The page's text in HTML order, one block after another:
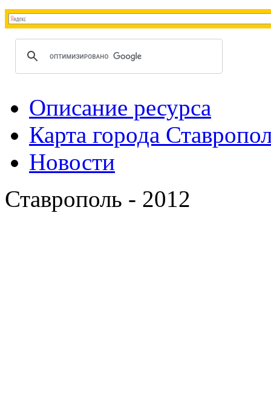
Описание ресурса
Карта города
Новости
Ставрополь - 2012